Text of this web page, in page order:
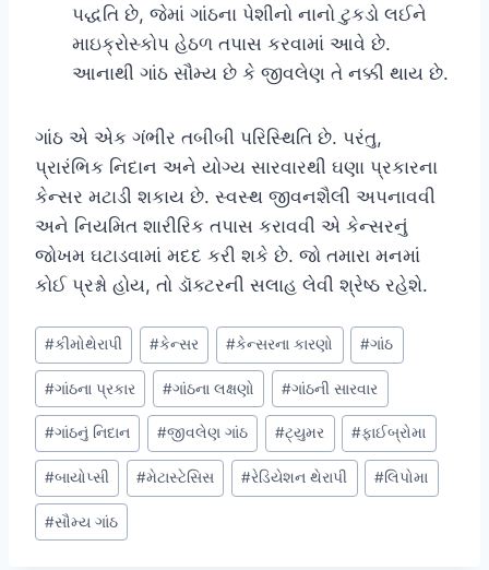
પદ્ધતિ છે, જેમાં ગાંઠના પેશીનો નાનો ટુકડો લઈને
માઇક્રોસ્કોપ હેઠળ તપાસ કરવામાં આવે છે.
આનાથી ગાંઠ સૌમ્ય છે કે જીવલેણ તે નક્કી થાય છે.
ગાંઠ એ એક ગંભીર તબીબી પરિસ્થિતિ છે. પરંતુ,
પ્રારંભિક નિદાન અને યોગ્ય સારવારથી ઘણા પ્રકારના
કેન્સર મટાડી શકાય છે. સ્વસ્થ જીવનશૈલી અપનાવવી
અને નિયમિત શારીરિક તપાસ કરાવવી એ કેન્સરનું
જોખમ ઘટાડવામાં મદદ કરી શકે છે. જો તમારા મનમાં
કોઈ પ્રશ્નો હોય, તો ડૉક્ટરની સલાહ લેવી શ્રેષ્ઠ રહેશે.
Post
Tags:
#કીમોથેરાપી #કેન્સર #કેન્સરના કારણો #ગાંઠ
#ગાંઠના પ્રકાર #ગાંઠના લક્ષણો #ગાંઠની સારવાર
#ગાંઠનું નિદાન #જીવલેણ ગાંઠ #ટ્યુમર #ફાઈબ્રોમા
#બાયોપ્સી #મેટાસ્ટેસિસ #રેડિયેશન થેરાપી #લિપોમા
#સૌમ્ય ગાંઠ